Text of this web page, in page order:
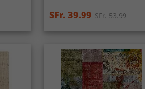
SFr. 39.99 SFr. 53.99